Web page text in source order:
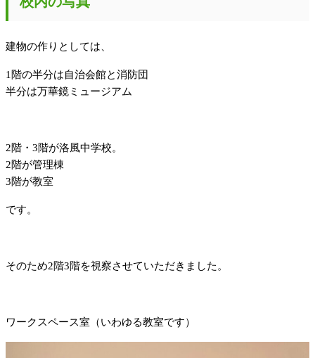
建物の作りとしては、
1階の半分は自治会館と消防団
半分は万華鏡ミュージアム
2階・3階が洛風中学校。
2階が管理棟
3階が教室
です。
そのため2階3階を視察させていただきました。
ワークスペース室（いわゆる教室です）